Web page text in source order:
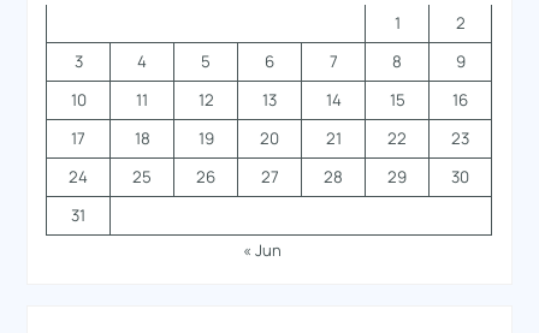
1
2
3
4 5 6 7 8
9
10
11 12 13 14 15
16
17
18 19 20 21 22
23
24
25 26 27 28 29
30
31
« Jun